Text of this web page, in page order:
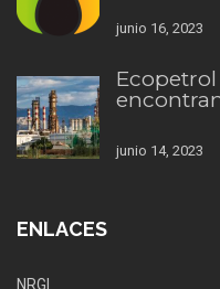
junio 16, 2023
junio 14, 2023
ENLACES
NRGI